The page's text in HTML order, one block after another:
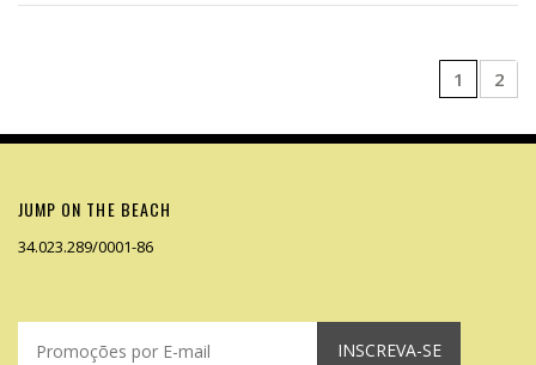
1 2
JUMP ON THE BEACH
34.023.289/0001-86
INSCREVA-SE